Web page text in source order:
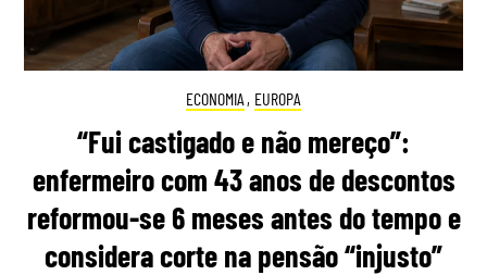
ECONOMIA , EUROPA
“Fui castigado e não mereço”:
enfermeiro com 43 anos de descontos
reformou-se 6 meses antes do tempo e
considera corte na pensão “injusto”